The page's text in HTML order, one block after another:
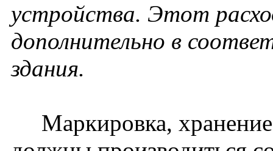
устройства. Этот
дополнительно в
здания.
Маркировка,